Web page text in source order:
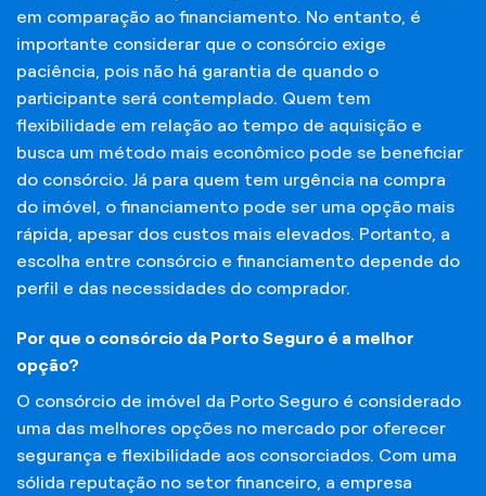
em comparação ao financiamento. No entanto, é
importante considerar que o consórcio exige
paciência, pois não há garantia de quando o
participante será contemplado. Quem tem
flexibilidade em relação ao tempo de aquisição e
busca um método mais econômico pode se beneficiar
do consórcio. Já para quem tem urgência na compra
do imóvel, o financiamento pode ser uma opção mais
rápida, apesar dos custos mais elevados. Portanto, a
escolha entre consórcio e financiamento depende do
perfil e das necessidades do comprador.
Por que o consórcio da Porto Seguro é a melhor
opção?
O consórcio de imóvel da Porto Seguro é considerado
uma das melhores opções no mercado por oferecer
segurança e flexibilidade aos consorciados. Com uma
sólida reputação no setor financeiro, a empresa